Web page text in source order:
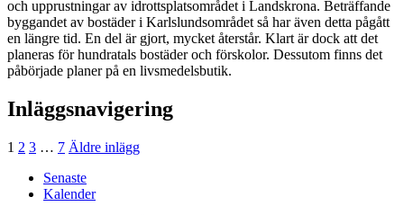
och upprustningar av idrottsplatsområdet i Landskrona. Beträffande
byggandet av bostäder i Karlslundsområdet så har även detta pågått
en längre tid. En del är gjort, mycket återstår. Klart är dock att det
planeras för hundratals bostäder och förskolor. Dessutom finns det
påbörjade planer på en livsmedelsbutik.
Inläggsnavigering
1 2 3 … 7 Äldre inlägg
Senaste
Kalender